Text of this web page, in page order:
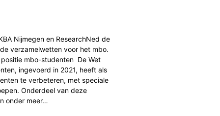
Nijmegen en ResearchNed de
verzamelwetten voor het mbo.
mbo-studenten De Wet
ingevoerd in 2021, heeft als
te verbeteren, met speciale
Onderdeel van deze
onder meer…